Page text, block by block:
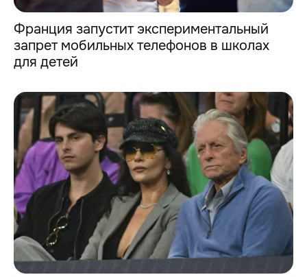
Франция запустит экспериментальный
запрет мобильных телефонов в школах
для детей